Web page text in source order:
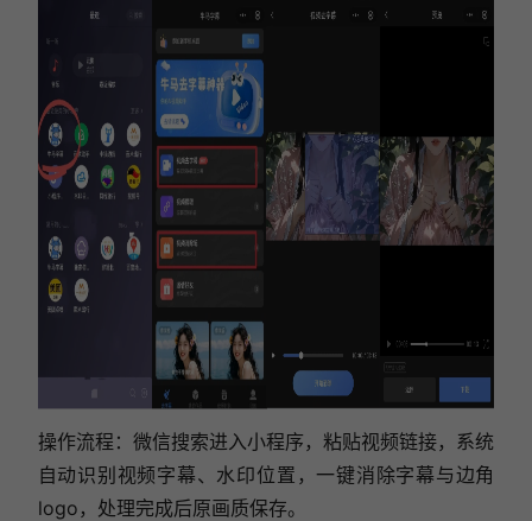
操作流程：微信搜索进入小程序，粘贴视频链接，系统
自动识别视频字幕、水印位置，一键消除字幕与边角
logo，处理完成后原画质保存。